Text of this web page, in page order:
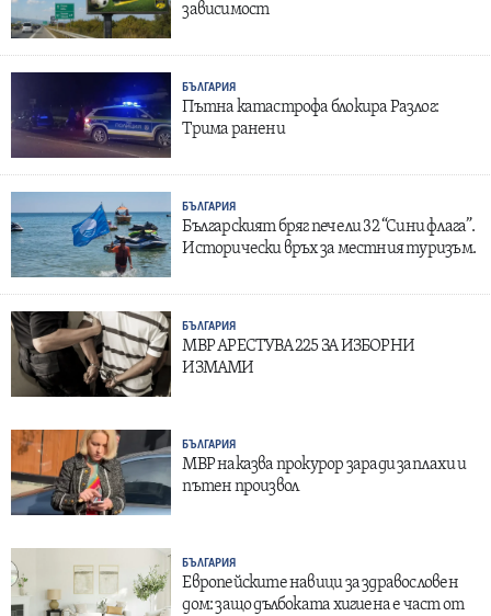
зависимост
БЪЛГАРИЯ
Пътна катастрофа блокира Разлог:
Трима ранени
БЪЛГАРИЯ
Българският бряг печели 32 “Сини флага”.
Исторически връх за местния туризъм.
БЪЛГАРИЯ
МВР АРЕСТУВА 225 ЗА ИЗБОРНИ
ИЗМАМИ
БЪЛГАРИЯ
МВР наказва прокурор заради заплахи и
пътен произвол
БЪЛГАРИЯ
Европейските навици за здравословен
дом: защо дълбоката хигиена е част от